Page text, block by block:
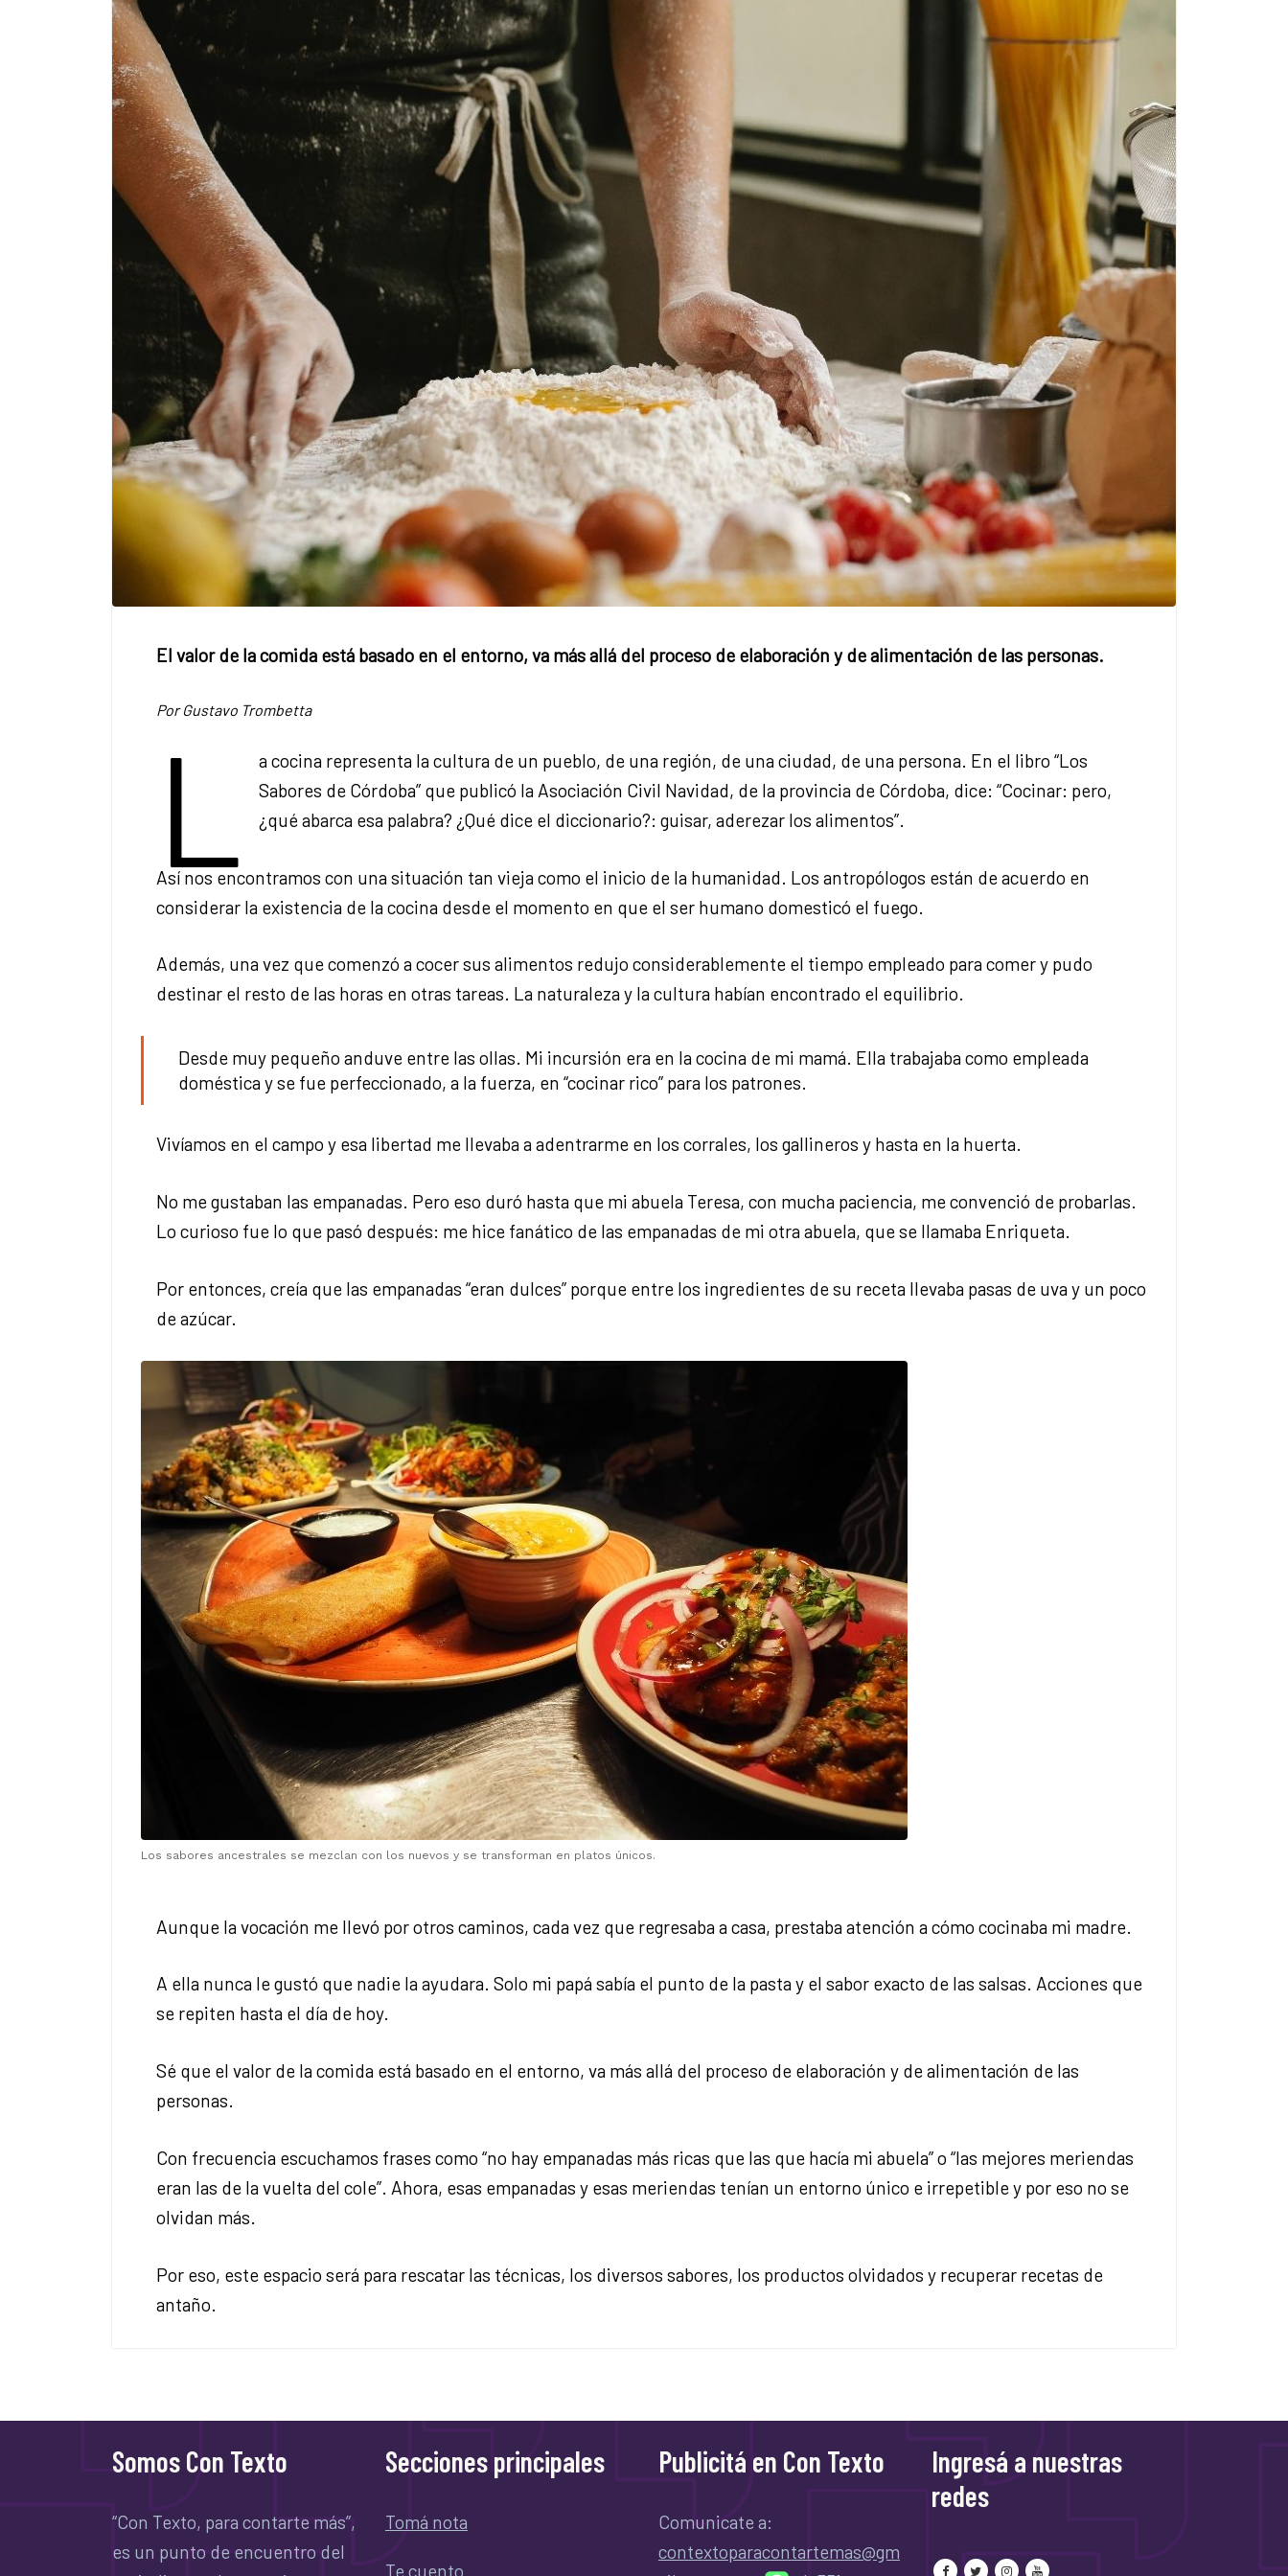
El valor de la comida está basado en el entorno, va más allá del proceso de elaboración y de alimentación de las personas.
Por Gustavo Trombetta
L
a cocina representa la cultura de un pueblo, de una región, de una ciudad, de una persona. En el libro “Los
Sabores de Córdoba” que publicó la Asociación Civil Navidad, de la provincia de Córdoba, dice: “Cocinar: pero,
¿qué abarca esa palabra? ¿Qué dice el diccionario?: guisar, aderezar los alimentos”.
Así nos encontramos con una situación tan vieja como el inicio de la humanidad. Los antropólogos están de acuerdo en
considerar la existencia de la cocina desde el momento en que el ser humano domesticó el fuego.
Además, una vez que comenzó a cocer sus alimentos redujo considerablemente el tiempo empleado para comer y pudo
destinar el resto de las horas en otras tareas. La naturaleza y la cultura habían encontrado el equilibrio.
Desde muy pequeño anduve entre las ollas. Mi incursión era en la cocina de mi mamá. Ella trabajaba como empleada
doméstica y se fue perfeccionado, a la fuerza, en “cocinar rico” para los patrones.
Vivíamos en el campo y esa libertad me llevaba a adentrarme en los corrales, los gallineros y hasta en la huerta.
No me gustaban las empanadas. Pero eso duró hasta que mi abuela Teresa, con mucha paciencia, me convenció de probarlas.
Lo curioso fue lo que pasó después: me hice fanático de las empanadas de mi otra abuela, que se llamaba Enriqueta.
Por entonces, creía que las empanadas “eran dulces” porque entre los ingredientes de su receta llevaba pasas de uva y un poco
de azúcar.
Los sabores ancestrales se mezclan con los nuevos y se transforman en platos únicos.
Aunque la vocación me llevó por otros caminos, cada vez que regresaba a casa, prestaba atención a cómo cocinaba mi madre.
A ella nunca le gustó que nadie la ayudara. Solo mi papá sabía el punto de la pasta y el sabor exacto de las salsas. Acciones que
se repiten hasta el día de hoy.
Sé que el valor de la comida está basado en el entorno, va más allá del proceso de elaboración y de alimentación de las
personas.
Con frecuencia escuchamos frases como “no hay empanadas más ricas que las que hacía mi abuela” o “las mejores meriendas
eran las de la vuelta del cole”. Ahora, esas empanadas y esas meriendas tenían un entorno único e irrepetible y por eso no se
olvidan más.
Por eso, este espacio será para rescatar las técnicas, los diversos sabores, los productos olvidados y recuperar recetas de
antaño.
Somos Con Texto
“Con Texto, para contarte más”,
es un punto de encuentro del
Secciones principales
Tomá nota
Te cuento
Publicitá en Con Texto
Comunicate a:
contextoparacontartemas@gm
Ingresá a nuestras
redes